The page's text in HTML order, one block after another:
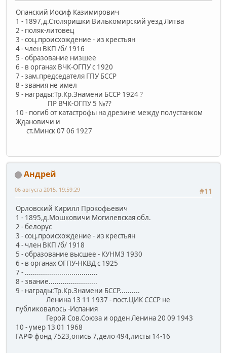
Опанский Иосиф Казимирович
1 - 1897,д.Столяришки Вилькомирский уезд Литва
2 - поляк-литовец
3 - соц.происхождение - из крестьян
4 - член ВКП /б/ 1916
5 - образование низшее
6 - в органах ВЧК-ОГПУ с 1920
7 - зам.председателя ГПУ БССР
8 - звания не имел
9 - награды:Тр.Кр.Знамени БССР 1924 ?
ПР ВЧК-ОГПУ 5 №??
10 - погиб от катастрофы на дрезине между полустанком
Ждановичи и
ст.Минск 07 06 1927
Андрей
#11
06 августа 2015, 19:59:29
Орловский Кирилл Прокофьевич
1 - 1895,д.Мошковичи Могилевская обл.
2 - белорус
3 - соц.происхождение - из крестьян
4 - член ВКП /б/ 1918
5 - образование высшее - КУНМЗ 1930
6 - в органах ОГПУ-НКВД с 1925
7 - ....................................
8 - звание........................
9 - награды:Тр.Кр.Знамени БССР..........
Ленина 13 11 1937 - пост.ЦИК СССР не
публиковалось -Испания
Герой Сов.Союза и орден Ленина 20 09 1943
10 - умер 13 01 1968
ГАРФ фонд 7523,опись 7,дело 494,листы 14-16